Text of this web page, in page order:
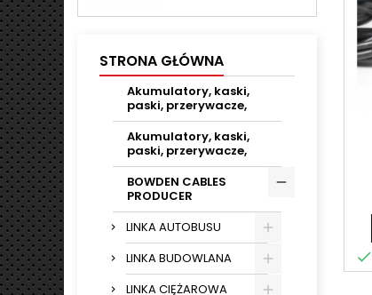
STRONA GŁÓWNA
Akumulatory, kaski,
paski, przerywacze,
Akumulatory, kaski,
paski, przerywacze,
BOWDEN CABLES
PRODUCER
LINKA AUTOBUSU
LINKA BUDOWLANA
LINKA CIĘŻAROWA
